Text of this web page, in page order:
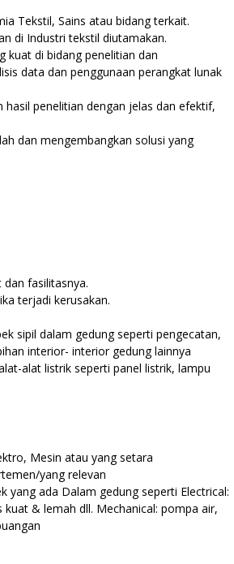
Tekstil, Sains atau bidang terkait.
di Industri tekstil diutamakan.
kuat di bidang penelitian dan
data dan penggunaan perangkat lunak
penelitian dengan jelas dan efektif,
dan mengembangkan solusi yang
fasilitasnya.
terjadi kerusakan.
sipil dalam gedung seperti pengecatan,
interior- interior gedung lainnya
alat listrik seperti panel listrik, lampu
Mesin atau yang setara
yang relevan
yang ada Dalam gedung seperti Electrical:
& lemah dll. Mechanical: pompa air,